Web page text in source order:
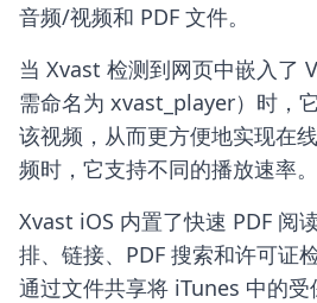
音频/视频和 PDF 文件。
当 Xvast 检测到网页中嵌入了
需命名为 xvast_player）时，
该视频，从而更方便地实现在
频时，它支持不同的播放速率。
Xvast iOS 内置了快速 PDF 阅
排、链接、PDF 搜索和许可证
通过文件共享将 iTunes 中的